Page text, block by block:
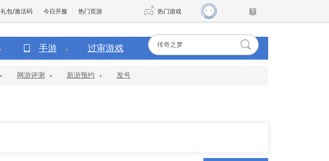
礼包/激活码 今日开服 热门页游 热门游戏
魔兽 DNF 传奇4
手游 过审游戏
网游评测 新游预约 发号